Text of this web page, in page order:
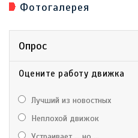
Фотогалерея
Опрос
Оцените работу движка
Лучший из новостных
Неплохой движок